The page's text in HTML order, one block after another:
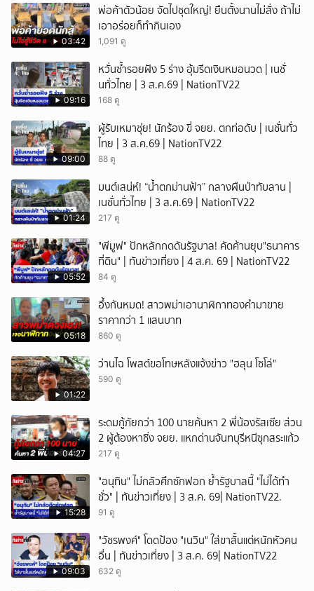
03:42
พ่อค้าตัวน้อย จัดไปชุดใหญ่! ยืนตั้งนานไม่สั่ง ถ้าไม่
เอาอร่อยก็ทำกินเอง
1,091 ดู
09:16
หวั่นซ้ำรอยฝัง 5 ร่าง อุ้มรีดเงินหมอนวด | เนชั่
นทั่วไทย | 3 ส.ค.69 | NationTV22
168 ดู
09:00
ผู้รับเหมาชุ่ย! นักร้อง ขี่ จยย. ตกท่อดับ | เนชั่นทั่ว
ไทย | 3 ส.ค.69 | NationTV22
88 ดู
01:24
มนต์เสน่ห์! “น้ำตกม่านฟ้า” กลางผืนป่าทับลาน |
เนชั่นทั่วไทย | 3 ส.ค.69 | NationTV22
217 ดู
05:52
"พีมูฟ" ปักหลักกดดันรัฐบาล! คัดค้านยุบ"ธนาคาร
ที่ดิน" | ทันข่าวเที่ยง | 4 ส.ค. 69 | NationTV22
84 ดู
05:18
อึ้งกันหมด! สาวพม่าเอานาฬิกาทองคำมาขาย
ราคากว่า 1 แสนบาท
860 ดู
01:22
ว่านไฉ โพสต์ขอโทษหลังแจ้งข่าว "ฮลุน โซโล่"
590 ดู
04:27
ระดมกู้ภัยกว่า 100 นายค้นหา 2 พี่น้องรัสเซีย ส่วน
2 ผู้ต้องหาซิ่ง จยย. แหกด่านจันทบุรีหนีซุกสระแก้ว
217 ดู
15:28
"อนุทิน" ไม่กลัวศึกซักฟอก ย้ำรัฐบาลนี้ "ไม่ได้ทำ
ชั่ว" | ทันข่าวเที่ยง | 3 ส.ค. 69| NationTV22.
91 ดู
09:03
"วัชรพงศ์" โดดป้อง "เนวิน" ใส่ขาสั้นแต่หนักหัวคน
อื่น | ทันข่าวเที่ยง | 3 ส.ค. 69| NationTV22
632 ดู